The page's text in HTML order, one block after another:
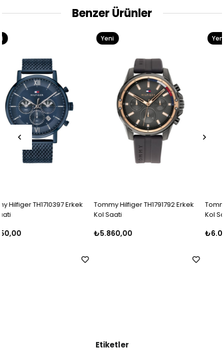
Benzer Ürünler
Tommy Hilfiger TH1791792 Erkek
₺5.860,00
Tommy Hilfiger TH1710396 Erkek
₺6.000,00
Etiketler